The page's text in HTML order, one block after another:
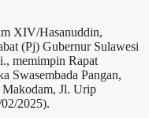
XIV/Hasanuddin,
(Pj) Gubernur Sulawesi
memimpin Rapat
Swasembada Pangan,
Jl. Urip
2025).